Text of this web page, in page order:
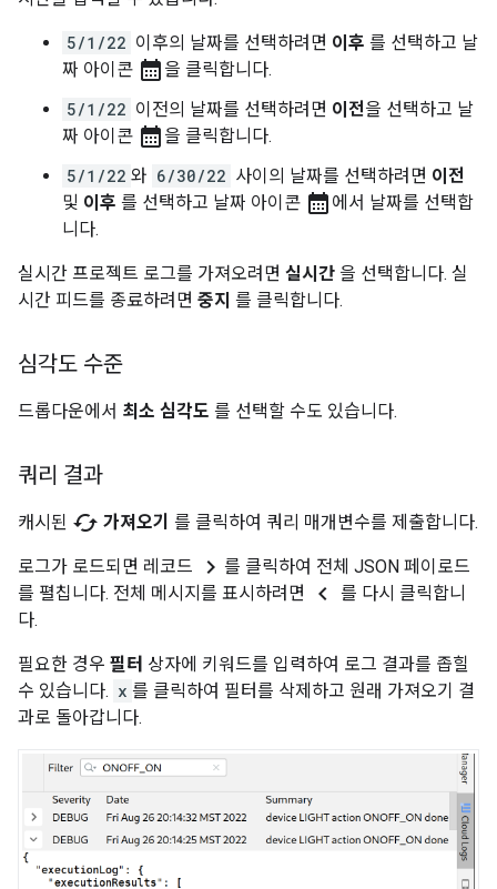
5/1/22 이후의 날짜를 선택하려면 이후 를 선택하고 날
짜 아이콘 calendar_month 을 클릭합니다.
5/1/22 이전의 날짜를 선택하려면 이전을 선택하고 날
짜 아이콘 calendar_month 을 클릭합니다.
5/1/22 와 6/30/22 사이의 날짜를 선택하려면 이전
및 이후 를 선택하고 날짜 아이콘 calendar_month 에서 날짜를 선택합
니다.
실시간 프로젝트 로그를 가져오려면 실시간 을 선택합니다. 실
시간 피드를 종료하려면 중지 를 클릭합니다.
심각도 수준
드롭다운에서 최소 심각도 를 선택할 수도 있습니다.
쿼리 결과
캐시된 cached 가져오기 를 클릭하여 쿼리 매개변수를 제출합니다.
로그가 로드되면 레코드 chevron_right 를 클릭하여 전체 JSON 페이로드
를 펼칩니다. 전체 메시지를 표시하려면
chevron_left
를 다시 클릭합니
다.
필요한 경우 필터 상자에 키워드를 입력하여 로그 결과를 좁힐
수 있습니다. x 를 클릭하여 필터를 삭제하고 원래 가져오기 결
과로 돌아갑니다.